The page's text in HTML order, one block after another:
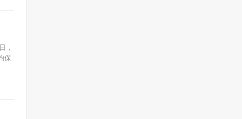
，
保